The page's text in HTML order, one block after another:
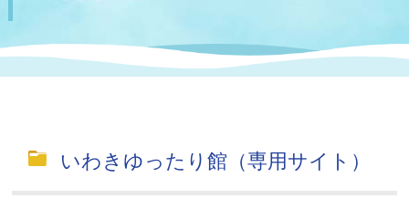
いわきゆったり館（専用サイト）